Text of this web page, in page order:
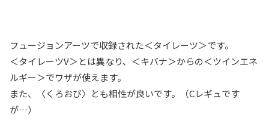
フュージョンアーツで収録された＜タイレーツ＞です。
＜タイレーツV＞とは異なり、＜キバナ＞からの＜ツインエネ
ルギー＞でワザが使えます。
また、〈くろおび〉とも相性が良いです。（Cレギュです
が…）